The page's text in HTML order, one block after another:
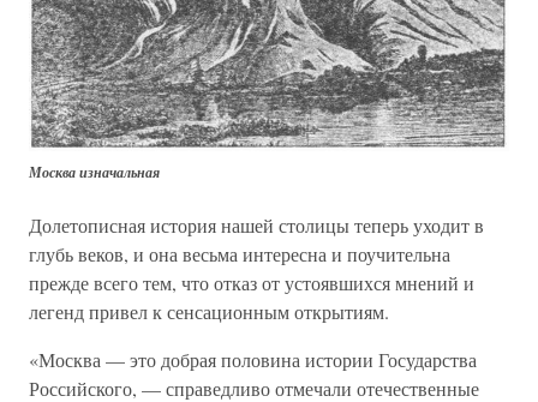
Москва изначальная
Долетописная история нашей столицы теперь уходит в
глубь веков, и она весьма интересна и поучительна
прежде всего тем, что отказ от устоявшихся мнений и
легенд привел к сенсационным открытиям.
«Москва — это добрая половина истории Государства
Российского, — справедливо отмечали отечественные